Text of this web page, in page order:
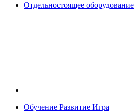
Отдельностоящее оборудование
Обучение Развитие Игра